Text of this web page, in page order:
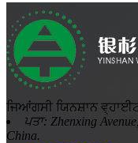
ਜਿਆਂਗਸੀ ਯਿਨਸ਼ਾਨ
ਪਤਾ: Zhenxing
China.